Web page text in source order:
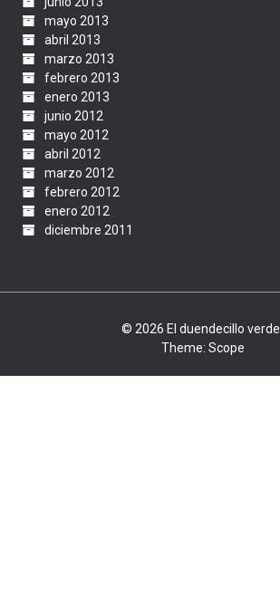
mayo 2013
abril 2013
marzo 2013
febrero 2013
enero 2013
junio 2012
mayo 2012
abril 2012
marzo 2012
febrero 2012
enero 2012
diciembre 2011
© 2026 El duendecillo verde |
Theme: Scope